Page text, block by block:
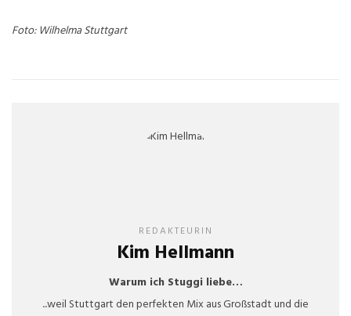
Foto: Wilhelma Stuttgart
REDAKTEURIN
Kim Hellmann
Warum ich Stuggi liebe…
...weil Stuttgart den perfekten Mix aus Großstadt und die